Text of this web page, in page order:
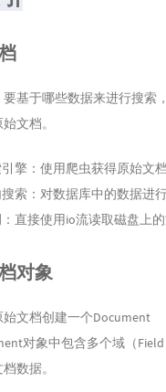
要基于哪些数据来进行搜索
文档。
擎：使用爬虫获得原始文档
索：对数据库中的数据进行
直接使用io流读取磁盘上的
对象
文档创建一个Document
对象中包含多个域（
数据。